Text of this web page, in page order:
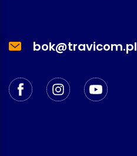
bok@travicom.pl